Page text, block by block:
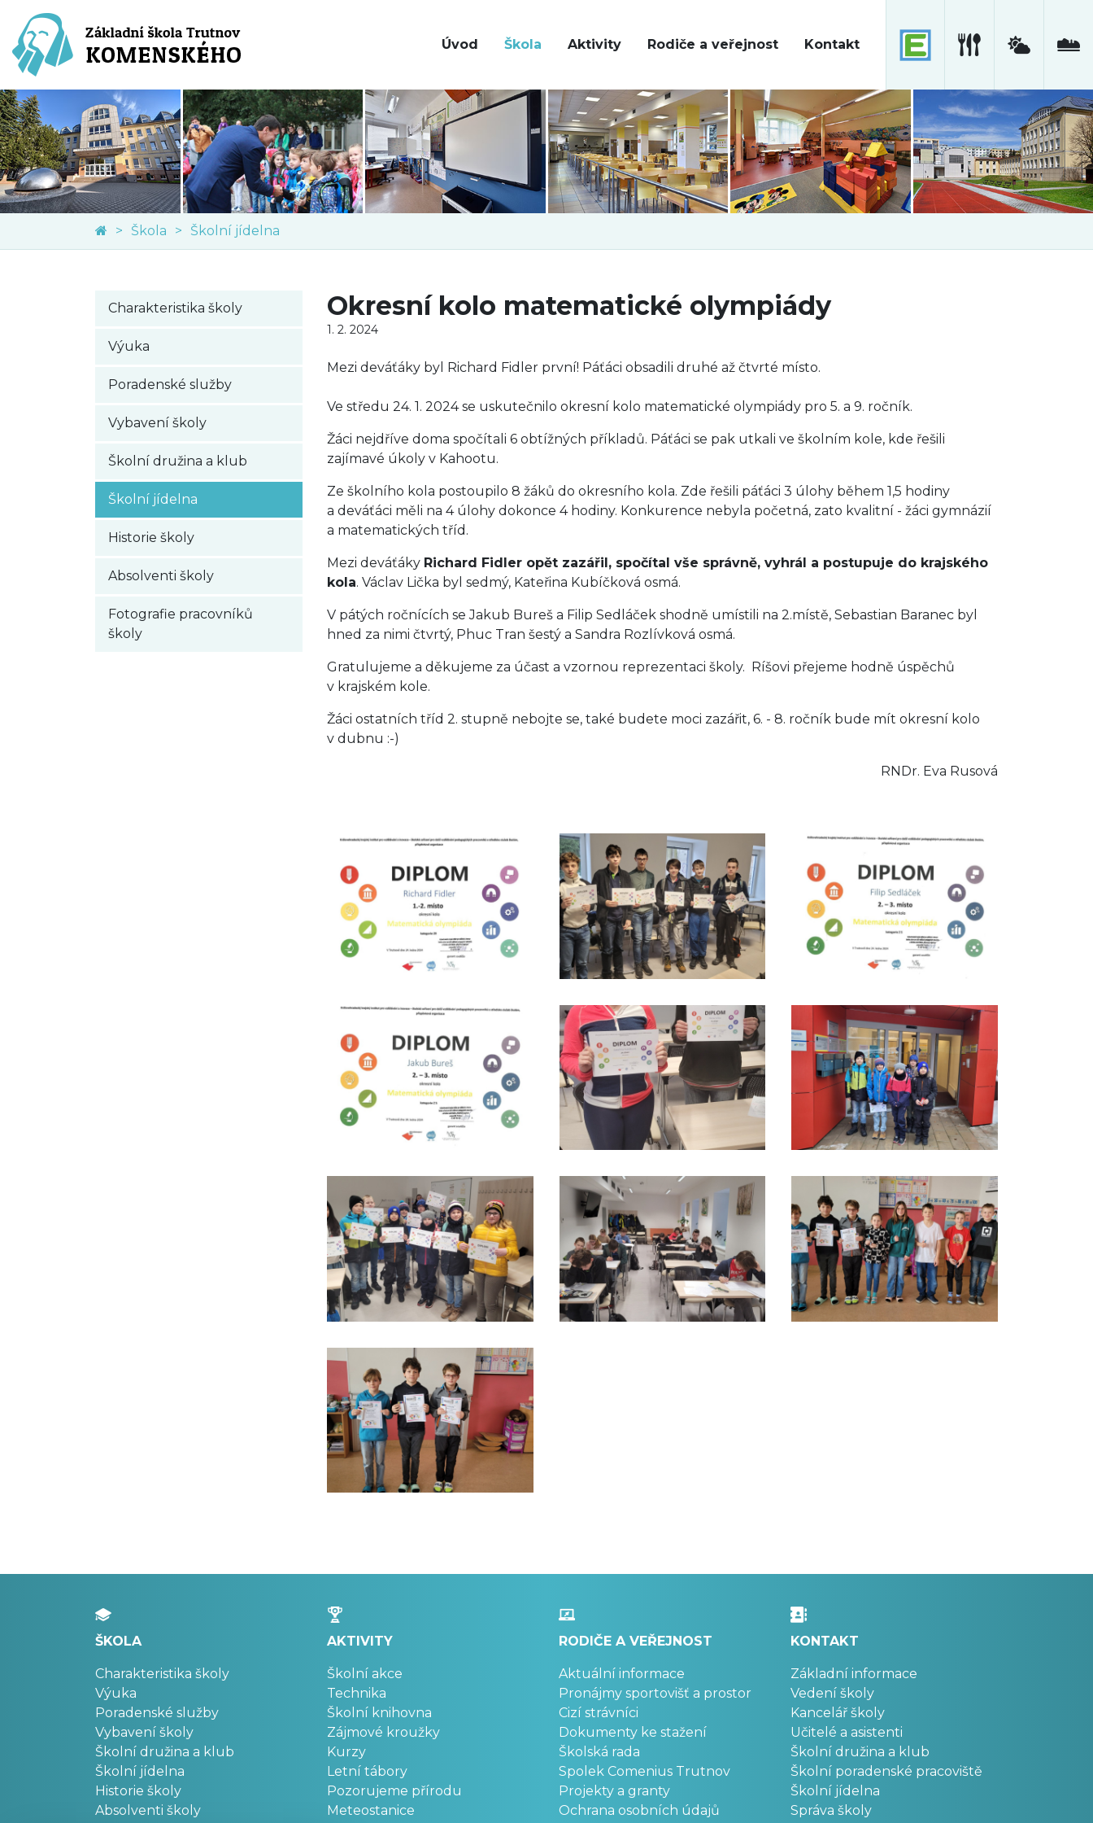
Úvod Škola Aktivity Rodiče a veřejnost Kontakt
Škola Školní jídelna
Charakteristika školy
Výuka
Poradenské služby
Vybavení školy
Školní družina a klub
Školní jídelna
Historie školy
Absolventi školy
Fotografie pracovníků
školy
Okresní kolo matematické olympiády
1. 2. 2024
Mezi deváťáky byl Richard Fidler první! Páťáci obsadili druhé až čtvrté místo.
Ve středu 24. 1. 2024 se uskutečnilo okresní kolo matematické olympiády pro 5. a 9. ročník.
Žáci nejdříve doma spočítali 6 obtížných příkladů. Páťáci se pak utkali ve školním kole, kde řešili
zajímavé úkoly v Kahootu.
Ze školního kola postoupilo 8 žáků do okresního kola. Zde řešili páťáci 3 úlohy během 1,5 hodiny
a deváťáci měli na 4 úlohy dokonce 4 hodiny. Konkurence nebyla početná, zato kvalitní - žáci gymnázií
a matematických tříd.
Mezi deváťáky Richard Fidler opět zazářil, spočítal vše správně, vyhrál a postupuje do krajského
kola. Václav Lička byl sedmý, Kateřina Kubíčková osmá.
V pátých ročnících se Jakub Bureš a Filip Sedláček shodně umístili na 2.místě, Sebastian Baranec byl
hned za nimi čtvrtý, Phuc Tran šestý a Sandra Rozlívková osmá.
Gratulujeme a děkujeme za účast a vzornou reprezentaci školy. Ríšovi přejeme hodně úspěchů
v krajském kole.
Žáci ostatních tříd 2. stupně nebojte se, také budete moci zazářit, 6. - 8. ročník bude mít okresní kolo
v dubnu :-)
RNDr. Eva Rusová
ŠKOLA
Charakteristika školy
Výuka
Poradenské služby
Vybavení školy
Školní družina a klub
Školní jídelna
Historie školy
Absolventi školy
AKTIVITY
Školní akce
Technika
Školní knihovna
Zájmové kroužky
Kurzy
Letní tábory
Pozorujeme přírodu
Meteostanice
RODIČE A VEŘEJNOST
Aktuální informace
Pronájmy sportovišť a prostor
Cizí strávníci
Dokumenty ke stažení
Školská rada
Spolek Comenius Trutnov
Projekty a granty
Ochrana osobních údajů
KONTAKT
Základní informace
Vedení školy
Kancelář školy
Učitelé a asistenti
Školní družina a klub
Školní poradenské pracoviště
Školní jídelna
Správa školy